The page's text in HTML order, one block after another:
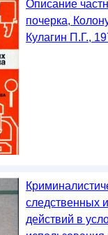
Описание
почерка,
Кулагин П.Г.,
следственных
действий в